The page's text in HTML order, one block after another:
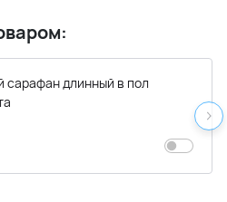
сарафан длинный в пол